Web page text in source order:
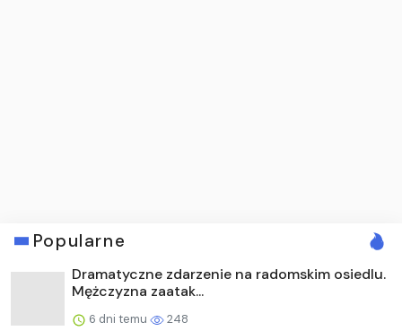
Popularne
Dramatyczne zdarzenie na radomskim osiedlu.
Mężczyzna zaatak...
6 dni temu 248